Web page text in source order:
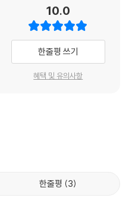
만 직면하기 어려운 메시지를 유
해 준다. 어두운 그림자가 몰려
의 재미 중 하나니까.
고? 〈수상한 이웃집 시노다〉 시
들이 자꾸자꾸 벌어진다!
행을 가 본 적이 없다. 서랍에 빨
행이 아니니까. 처음으로 온 가족
로 가득해 독자도 함께 여름휴가
껏 들떠서 도착한 곳은 발리나 하
다.
10.0
한줄평 쓰기
혜택 및 유의사항
한줄평 3